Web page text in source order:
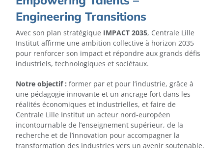
Engineering Transitions
Avec son plan stratégique IMPACT 2035, Centrale Lille
Institut affirme une ambition collective à horizon 2035
pour renforcer son impact et répondre aux grands défis
industriels, technologiques et sociétaux.
Notre objectif : former par et pour l’industrie, grâce à
une pédagogie innovante et un ancrage fort dans les
réalités économiques et industrielles, et faire de
Centrale Lille Institut un acteur nord-européen
incontournable de l’enseignement supérieur, de la
recherche et de l’innovation pour accompagner la
transformation des industries vers un avenir soutenable.